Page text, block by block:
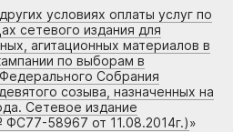
условиях оплаты услуг по
сетевого издания для
агитационных материалов в
по выборам в
Собрания
созыва, назначенных на
Сетевое издание
58967 от 11.08.2014г.)»